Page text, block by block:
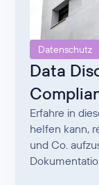
Datenschutz
Data
Erfahre in
helfen kann,
und Co.